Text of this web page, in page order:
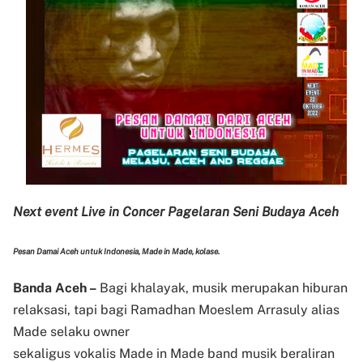
Next event Live in Concer Pagelaran Seni Budaya Aceh
Pesan Damai Aceh untuk Indonesia, Made in Made, kolase.
Banda Aceh – Bagi khalayak, musik merupakan hiburan
relaksasi, tapi bagi Ramadhan Moeslem Arrasuly alias
Made selaku owner
sekaligus vokalis Made in Made band musik beraliran